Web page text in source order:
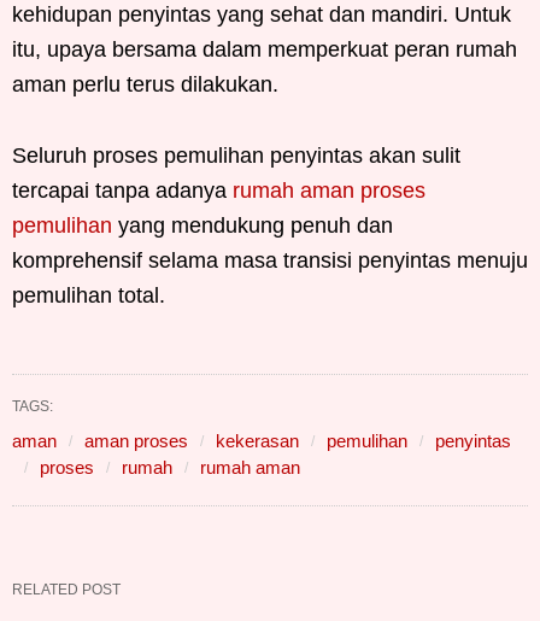
kehidupan penyintas yang sehat dan mandiri. Untuk
itu, upaya bersama dalam memperkuat peran rumah
aman perlu terus dilakukan.
Seluruh proses pemulihan penyintas akan sulit
tercapai tanpa adanya rumah aman proses
pemulihan yang mendukung penuh dan
komprehensif selama masa transisi penyintas menuju
pemulihan total.
TAGS:
aman aman proses kekerasan pemulihan
penyintas
proses
rumah rumah aman
RELATED POST